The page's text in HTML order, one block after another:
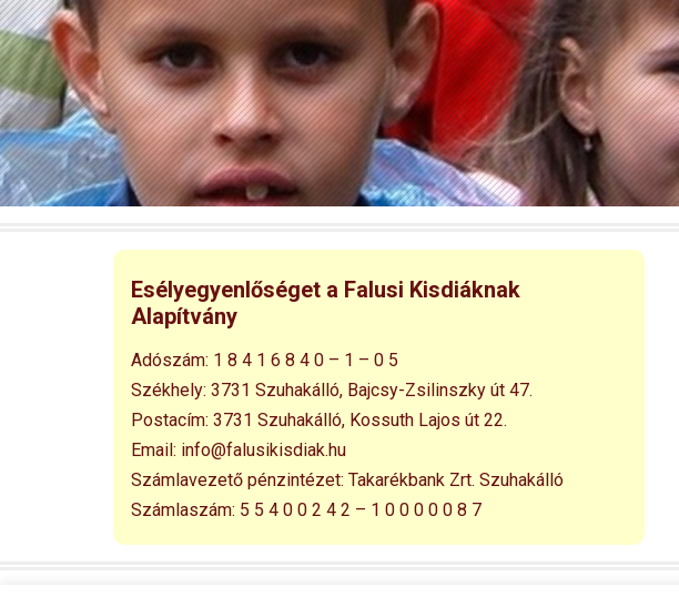
Esélyegyenlőséget a Falusi Kisdiáknak
Alapítvány
Adószám: 1 8 4 1 6 8 4 0 – 1 – 0 5
Székhely: 3731 Szuhakálló, Bajcsy-Zsilinszky út 47.
Postacím: 3731 Szuhakálló, Kossuth Lajos út 22.
Email: info@falusikisdiak.hu
Számlavezető pénzintézet: Takarékbank Zrt. Szuhakálló
Számlaszám: 5 5 4 0 0 2 4 2 – 1 0 0 0 0 0 8 7